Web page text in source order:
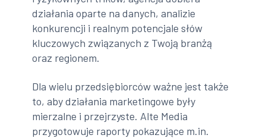
działania oparte na danych, analizie
konkurencji i realnym potencjale słów
kluczowych związanych z Twoją branżą
oraz regionem.
Dla wielu przedsiębiorców ważne jest także
to, aby działania marketingowe były
mierzalne i przejrzyste. Alte Media
przygotowuje raporty pokazujące m.in.